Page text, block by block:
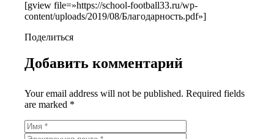
[gview file=»https://school-football33.ru/wp-
content/uploads/2019/08/Благодарность.pdf»]
Поделиться
Добавить комментарий
Your email address will not be published. Required fields
are marked *